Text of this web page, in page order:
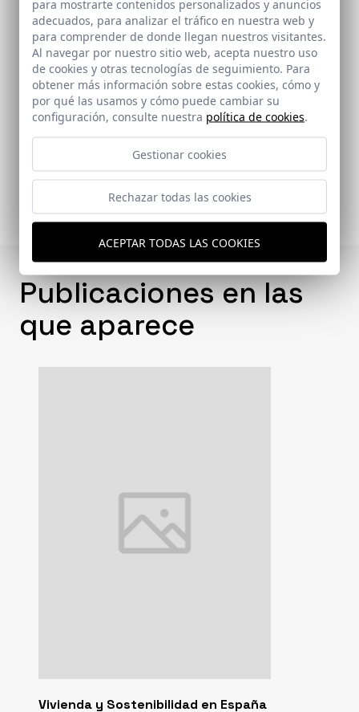
Arquitectos
Sánchez, Blanca
Publicaciones en las
que aparece
Vivienda y Sostenibilidad en España
para mostrarte contenidos personalizados y anuncios
adecuados, para analizar el tráfico en nuestra web y
para comprender de donde llegan nuestros visitantes.
Al navegar por nuestro sitio web, acepta nuestro uso
de cookies y otras tecnologías de seguimiento. Para
obtener más información sobre estas cookies, cómo y
por qué las usamos y cómo puede cambiar su
configuración, consulte nuestra política de cookies.
Gestionar cookies
Rechazar todas las cookies
ACEPTAR TODAS LAS COOKIES